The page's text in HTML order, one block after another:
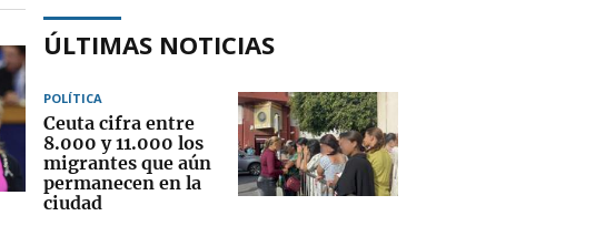
ÚLTIMAS NOTICIAS
POLÍTICA
Ceuta cifra entre
8.000 y 11.000 los
migrantes que aún
permanecen en la
ciudad